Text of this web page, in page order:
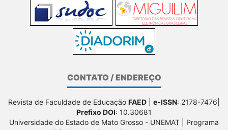
CONTATO / ENDEREÇO
Revista de Faculdade de Educação FAED e-ISSN: 2178-7476|
Prefixo DOI: 10.30681
Universidade do Estado de Mato Grosso - UNEMAT | Programa